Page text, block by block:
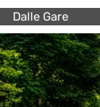
Dalle Gare